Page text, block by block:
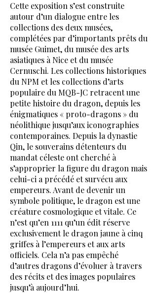
Cette exposition s’est construite
autour d’un dialogue entre les
collections des deux musées,
complétées par d’importants prêts du
musée Guimet, du musée des arts
asiatiques à Nice et du musée
Cernuschi. Les collections historiques
du NPM et les collections d’arts
populaire du MQB-JC retracent une
petite histoire du dragon, depuis les
énigmatiques « proto-dragons » du
néolithique jusqu’aux iconographies
contemporaines. Depuis la dynastie
Qin, le souverains détenteurs du
mandat céleste ont cherché à
s’approprier la figure du dragon mais
celui-ci a précédé et survécu aux
empereurs. Avant de devenir un
symbole politique, le dragon est une
créature cosmologique et vitale. Ce
n’est qu’en 1111 qu’un édit réserve
exclusivement le dragon jaune à cinq
griffes à l’empereurs et aux arts
officiels. Cela n’a pas empêché
d’autres dragons d’évoluer à travers
des récits et des images populaires
jusqu’à aujourd’hui.